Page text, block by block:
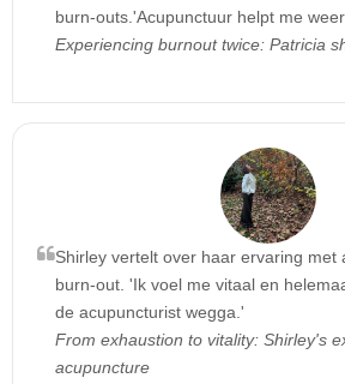
burn-outs.'Acupunctuur helpt me
Experiencing burnout twice: Patricia
Shirley vertelt over haar ervaring met
burn-out. 'Ik voel me vitaal en
de acupuncturist wegga.'
From exhaustion to vitality: Shirley's
acupuncture